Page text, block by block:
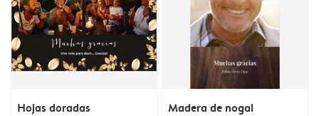
Hojas doradas Madera de nogal